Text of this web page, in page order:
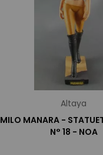
Altaya
MILO MANARA -
N° 18 - NOA